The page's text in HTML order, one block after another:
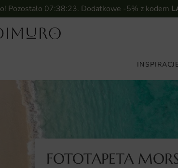
Pozostało 07:38:22. Dodatkowe -5% z kodem
FOTOTAPETA